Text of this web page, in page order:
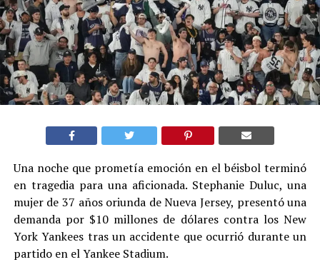
Una noche que prometía emoción en el béisbol terminó
en tragedia para una aficionada. Stephanie Duluc, una
mujer de 37 años oriunda de Nueva Jersey, presentó una
demanda por $10 millones de dólares contra los New
York Yankees tras un accidente que ocurrió durante un
partido en el Yankee Stadium.